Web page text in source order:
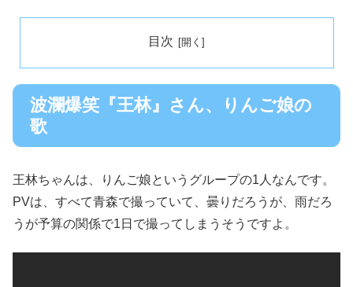
目次
波瀾爆笑『王林』さん、りんご娘の
歌
王林ちゃんは、りんご娘というグループの1人なんです。
PVは、すべて青森で撮っていて、曇りだろうが、雨だろ
うが予算の関係で1日で撮ってしまうそうですよ。